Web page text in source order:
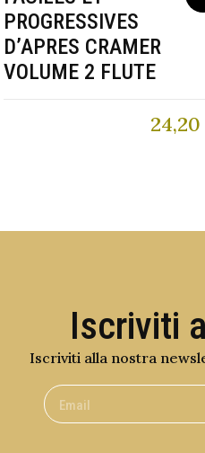
PROGRESSIVES
D’APRES CRAMER
VOLUME 2 FLUTE
24,20
Iscriviti
Iscriviti alla nostra